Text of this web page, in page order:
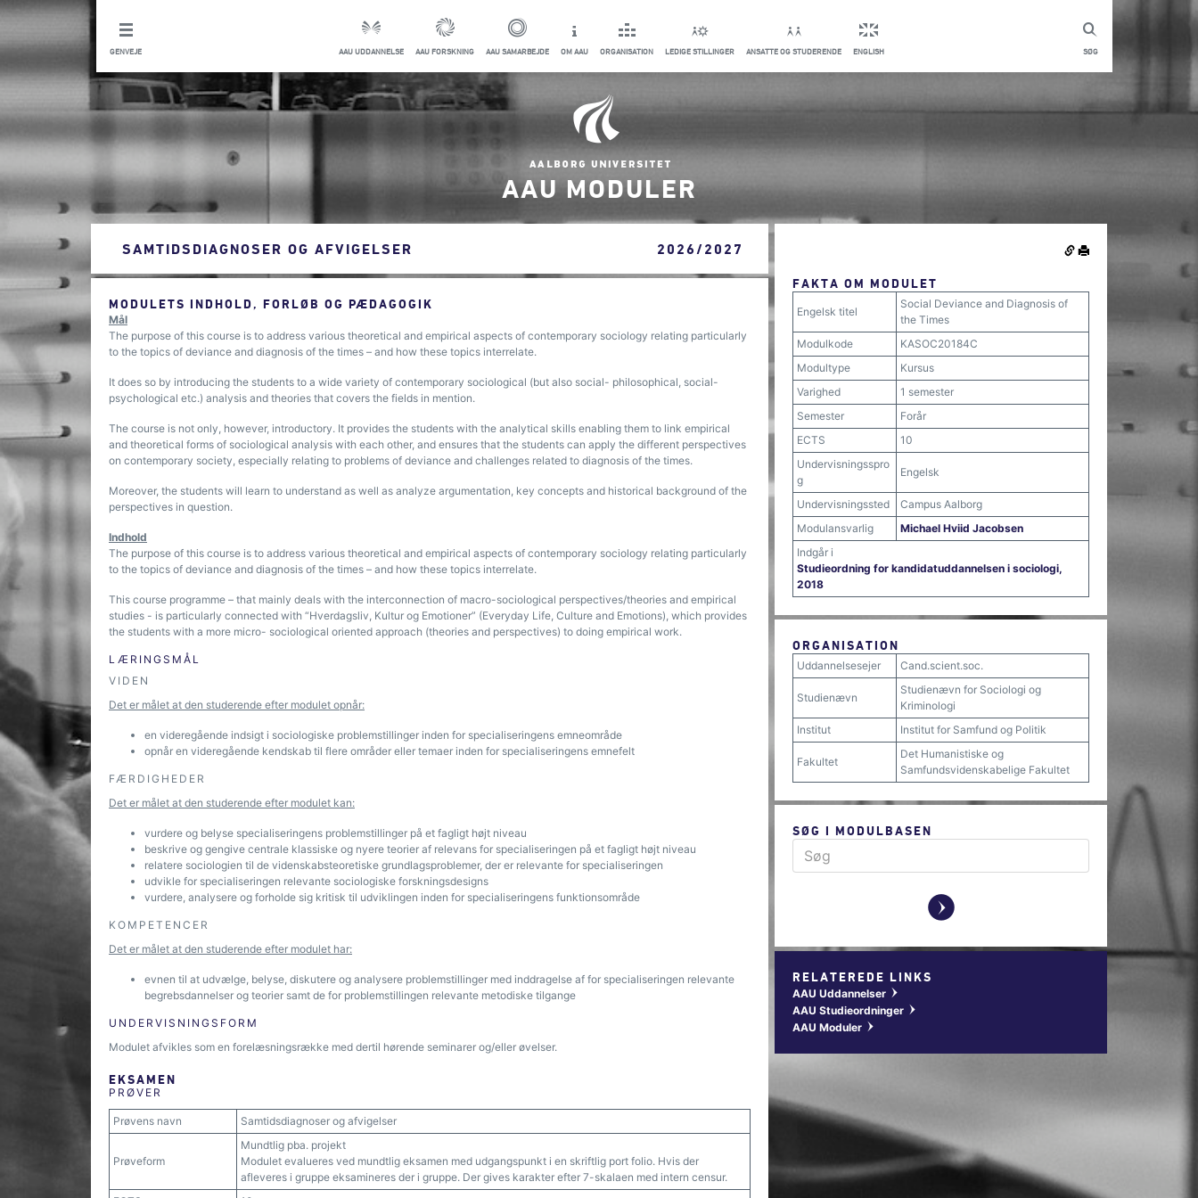
SØG
GENVEJE AAU UDDANNELSE AAU FORSKNING AAU SAMARBEJDE OM AAU ORGANISATION LEDIGE STILLINGER ANSATTE OG STUDERENDE ENGLISH
AAU MODULER
SAMTIDSDIAGNOSER OG AFVIGELSER 2026/2027
MODULETS INDHOLD, FORLØB OG PÆDAGOGIK
Mål
The purpose of this course is to address various theoretical and empirical aspects of contemporary sociology relating particularly
to the topics of deviance and diagnosis of the times – and how these topics interrelate.
It does so by introducing the students to a wide variety of contemporary sociological (but also social- philosophical, social-
psychological etc.) analysis and theories that covers the fields in mention.
The course is not only, however, introductory. It provides the students with the analytical skills enabling them to link empirical
and theoretical forms of sociological analysis with each other, and ensures that the students can apply the different perspectives
on contemporary society, especially relating to problems of deviance and challenges related to diagnosis of the times.
Moreover, the students will learn to understand as well as analyze argumentation, key concepts and historical background of the
perspectives in question.
Indhold
The purpose of this course is to address various theoretical and empirical aspects of contemporary sociology relating particularly
to the topics of deviance and diagnosis of the times – and how these topics interrelate.
This course programme – that mainly deals with the interconnection of macro-sociological perspectives/theories and empirical
studies - is particularly connected with “Hverdagsliv, Kultur og Emotioner” (Everyday Life, Culture and Emotions), which provides
the students with a more micro- sociological oriented approach (theories and perspectives) to doing empirical work.
LÆRINGSMÅL
VIDEN
Det er målet at den studerende efter modulet opnår:
en videregående indsigt i sociologiske problemstillinger inden for specialiseringens emneområde
opnår en videregående kendskab til flere områder eller temaer inden for specialiseringens emnefelt
FÆRDIGHEDER
Det er målet at den studerende efter modulet kan:
vurdere og belyse specialiseringens problemstillinger på et fagligt højt niveau
beskrive og gengive centrale klassiske og nyere teorier af relevans for specialiseringen på et fagligt højt niveau
relatere sociologien til de videnskabsteoretiske grundlagsproblemer, der er relevante for specialiseringen
udvikle for specialiseringen relevante sociologiske forskningsdesigns
vurdere, analysere og forholde sig kritisk til udviklingen inden for specialiseringens funktionsområde
KOMPETENCER
Det er målet at den studerende efter modulet har:
evnen til at udvælge, belyse, diskutere og analysere problemstillinger med inddragelse af for specialiseringen relevante
begrebsdannelser og teorier samt de for problemstillingen relevante metodiske tilgange
UNDERVISNINGSFORM
Modulet afvikles som en forelæsningsrække med dertil hørende seminarer og/eller øvelser.
EKSAMEN
PRØVER
Prøvens navn Samtidsdiagnoser og afvigelser
Prøveform
Mundtlig pba. projekt
Modulet evalueres ved mundtlig eksamen med udgangspunkt i en skriftlig port folio. Hvis der
afleveres i gruppe eksamineres der i gruppe. Der gives karakter efter 7-skalaen med intern censur.
FAKTA OM MODULET
Engelsk titel
Social Deviance and Diagnosis of
the Times
Modulkode
KASOC20184C
Modultype
Kursus
Varighed
1 semester
Semester
Forår
ECTS
10
Undervisningsspro
g
Engelsk
Undervisningssted
Campus Aalborg
Modulansvarlig
Michael Hviid Jacobsen
Indgår i
Studieordning for kandidatuddannelsen i sociologi,
2018
ORGANISATION
Uddannelsesejer Cand.scient.soc.
Studienævn
Studienævn for Sociologi og
Kriminologi
Institut
Institut for Samfund og Politik
Fakultet
Det Humanistiske og
Samfundsvidenskabelige Fakultet
SØG I MODULBASEN
y
RELATEREDE LINKS
AAU Uddannelser w
AAU Studieordninger w
AAU Moduler w